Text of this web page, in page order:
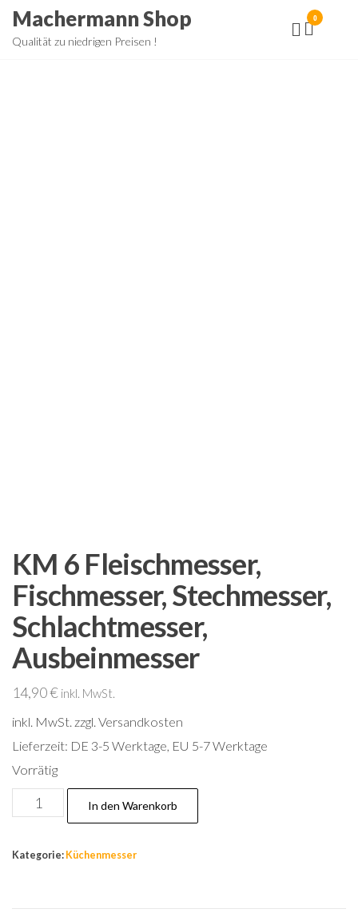
ZumMachermann Shop
Qualität zu niedrigen Preisen !
0
KM 6 Fleischmesser,
Fischmesser, Stechmesser,
Schlachtmesser,
Ausbeinmesser
14,90€ inkl. MwSt.
inkl. MwSt. zzgl. Versandkosten
Lieferzeit: DE 3-5 Werktage, EU 5-7 Werktage
Vorrätig
6
Fischmesser,
In den Warenkorb
Kategorie: Küchenmesser